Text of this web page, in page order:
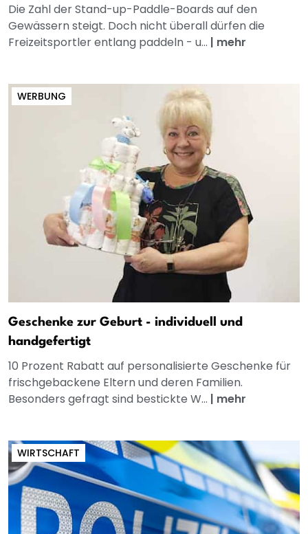
Die Zahl der Stand-up-Paddle-Boards auf den
Gewässern steigt. Doch nicht überall dürfen die
Freizeitsportler entlang paddeln - u... | mehr
WERBUNG
Geschenke zur Geburt - individuell und
handgefertigt
10 Prozent Rabatt auf personalisierte Geschenke für
frischgebackene Eltern und deren Familien.
Besonders gefragt sind bestickte W... | mehr
WIRTSCHAFT